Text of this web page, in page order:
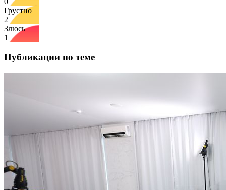
Грустно
2
Злюсь
1
Публикации по теме